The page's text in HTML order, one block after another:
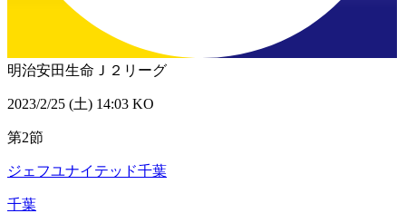
明治安田生命Ｊ２リーグ
2023/2/25 (土) 14:03 KO
第2節
ジェフユナイテッド千葉
千葉